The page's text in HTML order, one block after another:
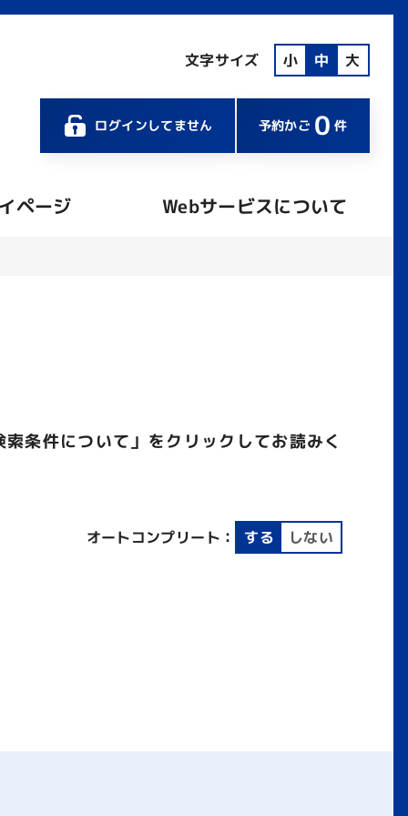
文字サイズ 小 中 大
ログインしてません 予約かご 0 件
ページ Webサービスについて
条件について」をクリックしてお読みく
オートコンプリート： する しない